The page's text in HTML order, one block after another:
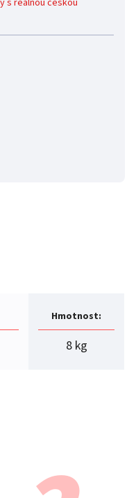
s reálnou českou
Hmotnost:
8 kg